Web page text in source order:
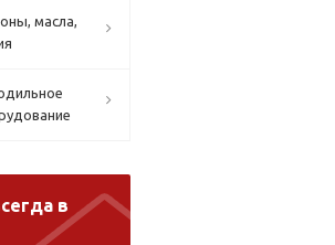
масла,
в